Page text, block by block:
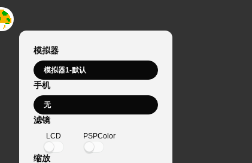
模拟器
手机
滤镜
LCD PSPColor
缩放